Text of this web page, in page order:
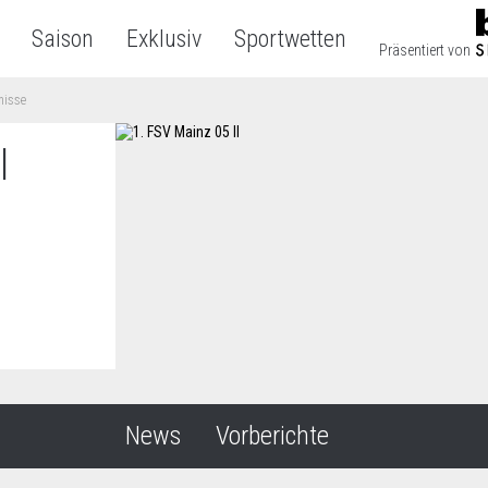
Saison Exklusiv Sportwetten Präsentiert von
News Vorberichte